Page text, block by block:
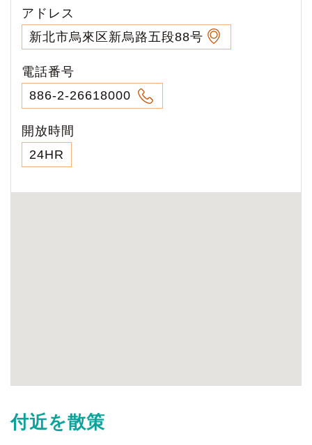
アドレス
新北市烏來区新烏路五段88号
電話番号
886-2-26618000
開放時間
24HR
付近を散策